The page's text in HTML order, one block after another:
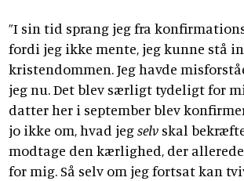
”I sin tid sprang jeg fra
fordi jeg ikke mente, jeg kunne stå
kristendommen. Jeg havde
jeg nu. Det blev særligt tydeligt for
datter her i september blev
jo ikke om, hvad jegselv skal
modtage den kærlighed, der
for mig. Så selv om jeg fortsat kan